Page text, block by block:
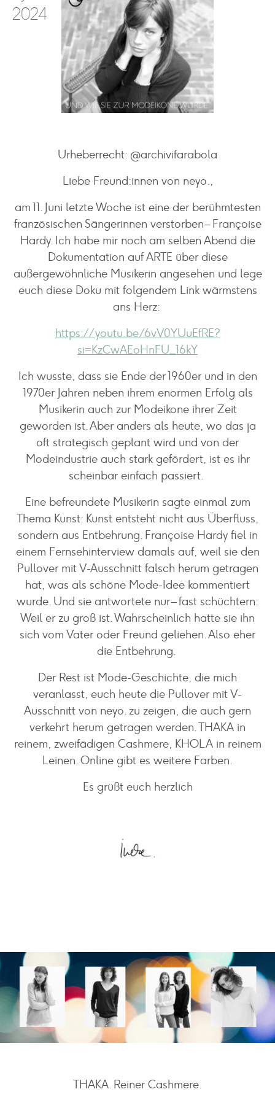
2024
Urheberrecht: @archivifarabola
Liebe Freund:innen von neyo.,
am 11. Juni letzte Woche ist eine der berühmtesten
französischen Sängerinnen verstorben – Françoise
Hardy. Ich habe mir noch am selben Abend die
Dokumentation auf ARTE über diese
außergewöhnliche Musikerin angesehen und lege
euch diese Doku mit folgendem Link wärmstens
ans Herz:
https://youtu.be/6vV0YUuEfRE?
si=KzCwAEoHnFU_16kY
Ich wusste, dass sie Ende der 1960er und in den
1970er Jahren neben ihrem enormen Erfolg als
Musikerin auch zur Modeikone ihrer Zeit
geworden ist. Aber anders als heute, wo das ja
oft strategisch geplant wird und von der
Modeindustrie auch stark gefördert, ist es ihr
scheinbar einfach passiert.
Eine befreundete Musikerin sagte einmal zum
Thema Kunst: Kunst entsteht nicht aus Überfluss,
sondern aus Entbehrung. Françoise Hardy fiel in
einem Fernsehinterview damals auf, weil sie den
Pullover mit V-Ausschnitt falsch herum getragen
hat, was als schöne Mode-Idee kommentiert
wurde. Und sie antwortete nur – fast schüchtern:
Weil er zu groß ist. Wahrscheinlich hatte sie ihn
sich vom Vater oder Freund geliehen. Also eher
die Entbehrung.
Der Rest ist Mode-Geschichte, die mich
veranlasst, euch heute die Pullover mit V-
Ausschnitt von neyo. zu zeigen, die auch gern
verkehrt herum getragen werden. THAKA in
reinem, zweifädigen Cashmere, KHOLA in reinem
Leinen. Online gibt es weitere Farben.
Es grüßt euch herzlich
THAKA. Reiner Cashmere.